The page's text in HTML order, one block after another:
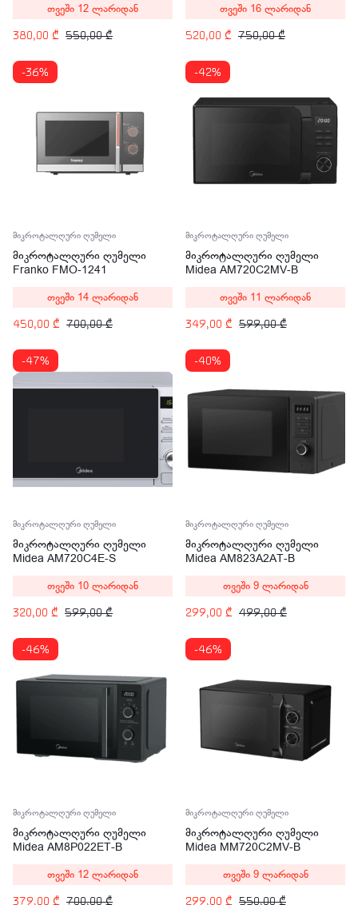
550,00₾
380,00 ₾
თვეში 12 ლარიდან
750,00₾
520,00 ₾
თვეში 16 ლარიდან
-36%
მიკროტალღური ღუმელი
მიკროტალღური ღუმელი
Franko FMO-1241
700,00₾
450,00 ₾
თვეში 14 ლარიდან
-42%
მიკროტალღური ღუმელი
მიკროტალღური ღუმელი
Midea AM720C2MV-B
599,00₾
349,00 ₾
თვეში 11 ლარიდან
-47%
მიკროტალღური ღუმელი
მიკროტალღური ღუმელი
Midea AM720C4E-S
599,00₾
320,00 ₾
თვეში 10 ლარიდან
-40%
მიკროტალღური ღუმელი
მიკროტალღური ღუმელი
Midea AM823A2AT-B
499,00₾
299,00 ₾
თვეში 9 ლარიდან
-46%
მიკროტალღური ღუმელი
მიკროტალღური ღუმელი
Midea AM8P022ET-B
700,00₾
379,00 ₾
თვეში 12 ლარიდან
-46%
მიკროტალღური ღუმელი
მიკროტალღური ღუმელი
Midea MM720C2MV-B
550,00₾
299,00 ₾
თვეში 9 ლარიდან